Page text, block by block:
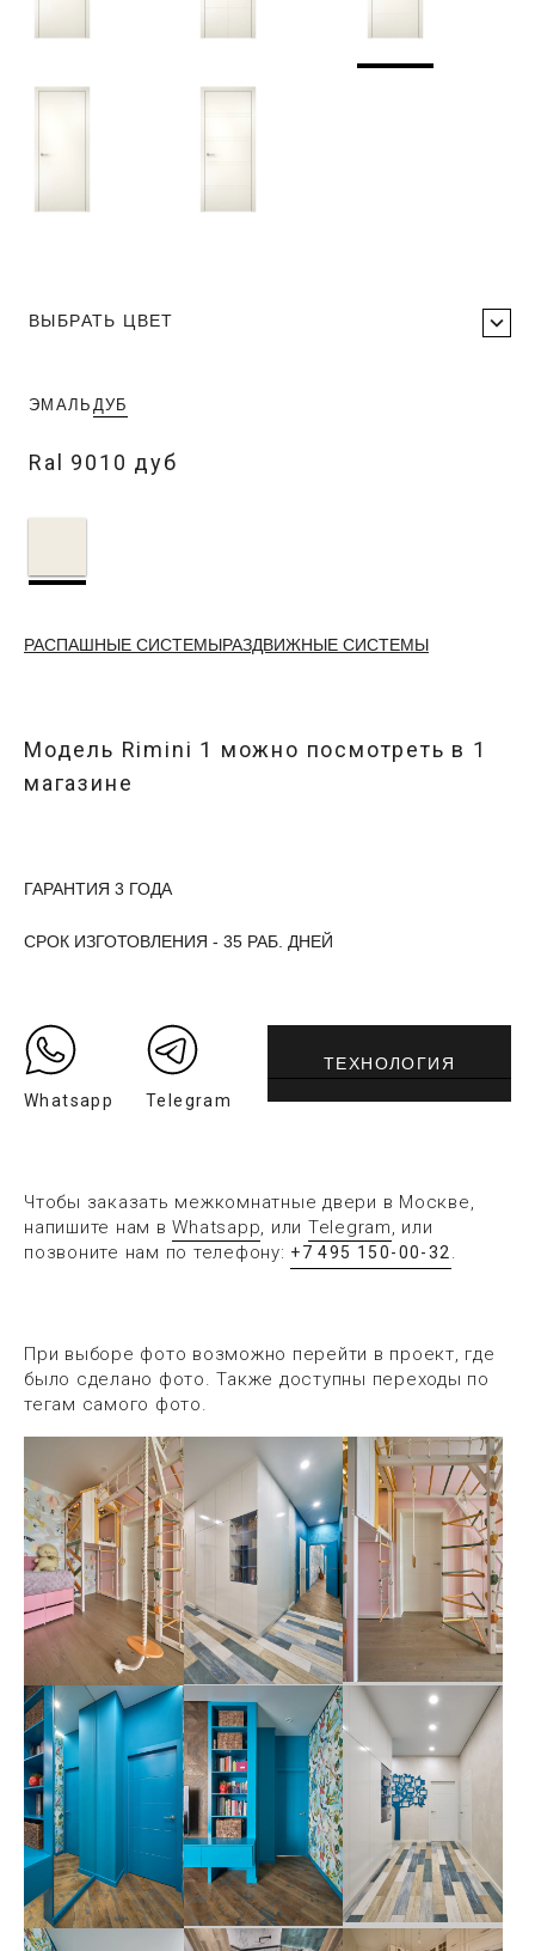
ВЫБРАТЬ ЦВЕТ
ЭМАЛЬ ДУБ
Ral 9010 дуб
РАСПАШНЫЕ СИСТЕМЫРАЗДВИЖНЫЕ СИСТЕМЫ
Модель Rimini 1 можно посмотреть в 1
магазине
ГАРАНТИЯ 3 ГОДА
СРОК ИЗГОТОВЛЕНИЯ - 35 РАБ. ДНЕЙ
Whatsapp Telegram
ТЕХНОЛОГИЯ
Чтобы заказать межкомнатные двери в Москве,
напишите нам вWhatsapp, или Telegram, или
позвоните нам по телефону: +7 495 150-00-32.
При выборе фото возможно перейти в проект, где
было сделано фото. Также доступны переходы по
тегам самого фото.